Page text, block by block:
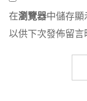
在瀏覽器中儲存顯
以供下次發佈留言